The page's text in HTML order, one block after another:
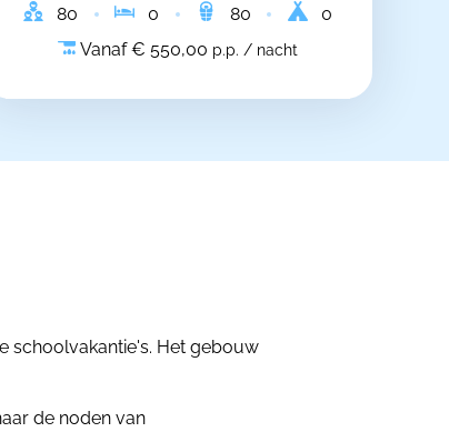
80 0 80
0
Vanaf € 550,00 p.p. / nacht
schoolvakantie's. Het gebouw
de noden van